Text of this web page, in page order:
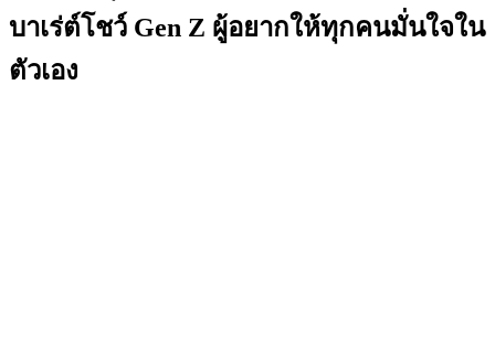
บาเร่ต์โชว์ Gen Z ผู้อยากให้ทุกคนมั่นใจใน
ตัวเอง